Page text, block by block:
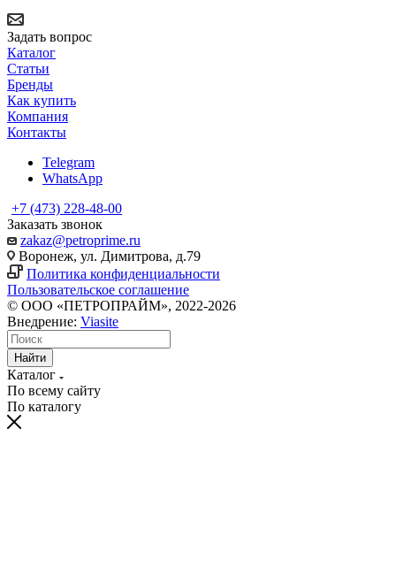
Задать вопрос
Каталог
Статьи
Бренды
Как купить
Компания
Контакты
Telegram
WhatsApp
+7 (473) 228-48-00
Заказать звонок
zakaz@petroprime.ru
Воронеж, ул. Димитрова, д.79
Политика конфиденциальности
Пользовательское соглашение
© ООО «ПЕТРОПРАЙМ», 2022-2026
Внедрение: Viasite
Найти
Каталог
По всему сайту
По каталогу